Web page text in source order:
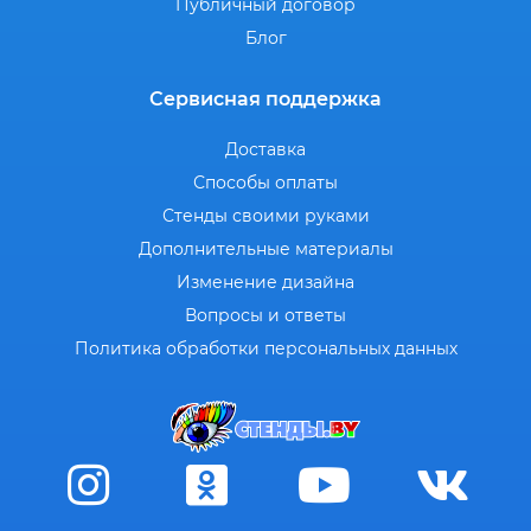
Публичный договор
Блог
Сервисная поддержка
Доставка
Способы оплаты
Стенды своими руками
Дополнительные материалы
Изменение дизайна
Вопросы и ответы
Политика обработки персональных данных